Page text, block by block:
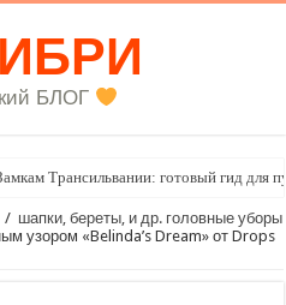
БЛОГ
/ шапки, береты, и др. головные уборы
узором «Belinda’s Dream» от Drops